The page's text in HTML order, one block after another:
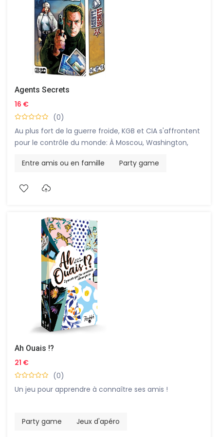
Agents Secrets
16 €
(0)
Au plus fort de la guerre froide, KGB et CIA s'affrontent
pour le contrôle du monde: À Moscou, Washington,
missions, contrez les agents adverses et méfiez vous
soyez un vous-même !
Entre amis ou en famille Party game
Ah Ouais !?
21 €
(0)
Un jeu pour apprendre à connaître ses amis !
Party game Jeux d'apéro